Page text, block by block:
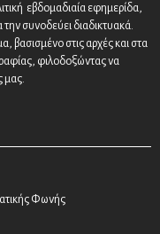
εβδομαδιαία εφημερίδα,
συνοδεύει διαδικτυακά.
βασισμένο στις αρχές και στα
φιλοδοξώντας να
μας.
Φωνής